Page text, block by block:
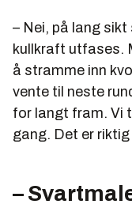
– Nei, på lang
kullkraft utfases.
å stramme inn
vente til neste
for langt fram. Vi
gang. Det er
–